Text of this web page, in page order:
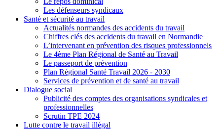
Les défenseurs syndicaux
Santé et sécurité au travail
Actualités normandes des accidents du travail
Chiffres clés des accidents du travail en Normandie
L’intervenant en prévention des risques professionnels
Le 4ème Plan Régional de Santé au Travail
Le passeport de prévention
Plan Régional Santé Travail 2026 - 2030
Services de prévention et de santé au travail
Dialogue social
Publicité des comptes des organisations syndicales et
professionnelles
Scrutin TPE 2024
Lutte contre le travail illégal